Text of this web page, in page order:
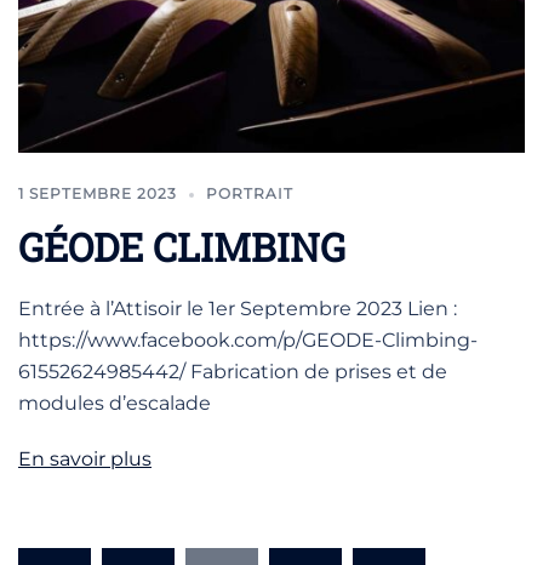
1 SEPTEMBRE 2023 PORTRAIT
GÉODE CLIMBING
Entrée à l’Attisoir le 1er Septembre 2023 Lien :
https://www.facebook.com/p/GEODE-Climbing-
61552624985442/ Fabrication de prises et de
modules d’escalade
En savoir plus